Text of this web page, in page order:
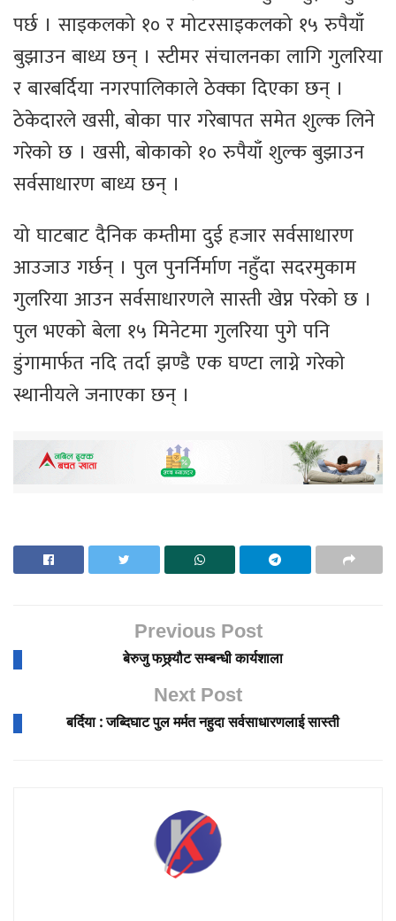
पर्छ । साइकलको १० र मोटरसाइकलको १५ रुपैयाँ
बुझाउन बाध्य छन् । स्टीमर संचालनका लागि गुलरिया
र बारबर्दिया नगरपालिकाले ठेक्का दिएका छन् ।
ठेकेदारले खसी, बोका पार गरेबापत समेत शुल्क लिने
गरेको छ । खसी, बोकाको १० रुपैयाँ शुल्क बुझाउन
सर्वसाधारण बाध्य छन् ।
यो घाटबाट दैनिक कम्तीमा दुई हजार सर्वसाधारण
आउजाउ गर्छन् । पुल पुनर्निर्माण नहुँदा सदरमुकाम
गुलरिया आउन सर्वसाधारणले सास्ती खेप्न परेको छ ।
पुल भएको बेला १५ मिनेटमा गुलरिया पुगे पनि
डुंगामार्फत नदि तर्दा झण्डै एक घण्टा लाग्ने गरेको
स्थानीयले जनाएका छन् ।
Previous Post
बेरुजु फछ्र्यौट सम्बन्धी कार्यशाला
Next Post
बर्दिया : जब्दिघाट पुल मर्मत नहुदा सर्वसाधारणलाई सास्ती